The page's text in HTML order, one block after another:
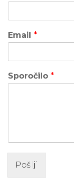
Email *
Sporočilo *
Pošlji